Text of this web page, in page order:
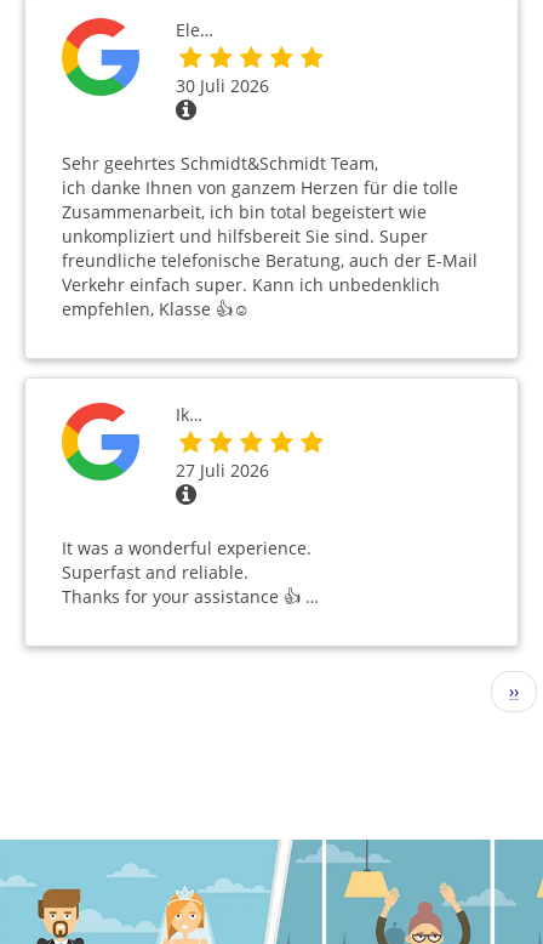
Ele…
30 Juli 2026
Sehr geehrtes Schmidt&Schmidt Team,
ich danke Ihnen von ganzem Herzen für die tolle
Zusammenarbeit, ich bin total begeistert wie
unkompliziert und hilfsbereit Sie sind. Super
freundliche telefonische Beratung, auch der E-Mail
Verkehr einfach super. Kann ich unbedenklich
empfehlen, Klasse 👍☺️
Ik…
27 Juli 2026
It was a wonderful experience.
Superfast and reliable.
Thanks for your assistance 👍 …
››